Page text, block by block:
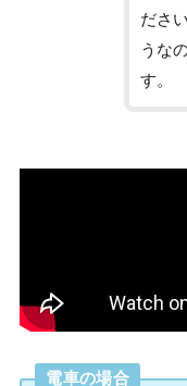
ださ
うな
す。
電車の場合